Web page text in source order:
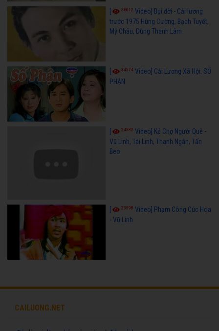
36012 Video] Bụi đời - Cải lương
trước 1975 Hùng Cường, Bạch Tuyết,
Mỹ Châu, Dũng Thanh Lâm
34574 Video] Cải Lương Xã Hội: SỐ
PHẬN
24582 Video] Kẻ Chợ Người Quê -
Vũ Linh, Tài Linh, Thanh Ngân, Tấn
Beo
23598 Video] Phạm Công Cúc Hoa
- Vũ Linh
CAILUONG.NET